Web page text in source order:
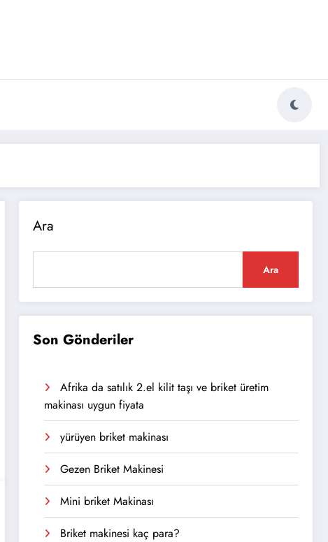
Ara
Ara
Son Gönderiler
Afrika da satılık 2.el kilit taşı ve briket üretim
makinası uygun fiyata
yürüyen briket makinası
Gezen Briket Makinesi
Mini briket Makinası
Briket makinesi kaç para?